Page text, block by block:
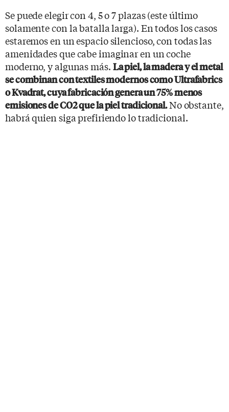
Se puede elegir con 4, 5 o 7 plazas (este último
solamente con la batalla larga). En todos los casos
estaremos en un espacio silencioso, con todas las
amenidades que cabe imaginar en un coche
moderno, y algunas más. La piel, la madera y el metal
se combinan con textiles modernos como Ultrafabrics
o Kvadrat, cuya fabricación genera un 75% menos
emisiones de CO2 que la piel tradicional.No obstante,
habrá quien siga prefiriendo lo tradicional.